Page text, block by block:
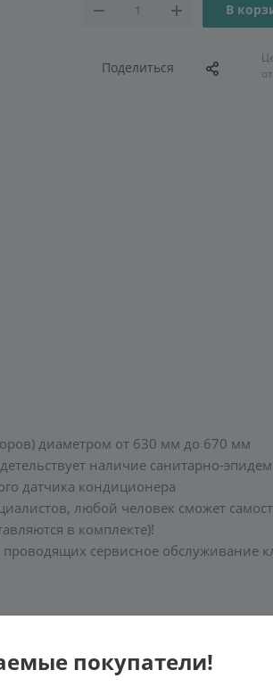
В
Поделиться
диаметром от 630 мм до 670 мм
наличие санитарно-
датчика кондиционера
любой человек сможет
в комплекте)!
сервисное обслуживание
покупатели!